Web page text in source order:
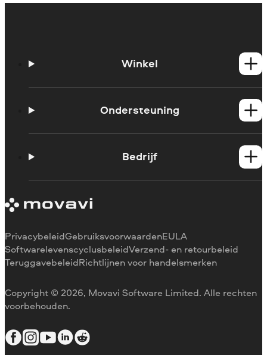
Winkel
Mac-productenOndersteuning
Support contacteren
Abonnement annuleren
Bedrijf
Ervaringen
Waarom voor ons kiezen
Voor het werk
Copyright © 2026, Movavi Software Limited. Alle rechten
voorbehouden.
PrivacybeleidGebruiksvoorwaardenEULA
SoftwarelevenscyclusbeleidVerzend- en retourbeleid
TeruggavebeleidRichtlijnen voor handelsmerken